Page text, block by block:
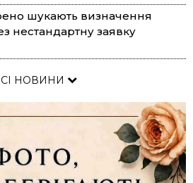
шукають визначення
нестандартну заявку
НОВИНИ